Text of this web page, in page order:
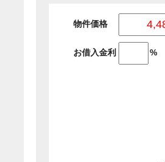
物件価格
お借入金利 %